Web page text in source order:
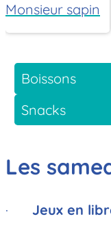
Monsieur sapin
Boissons
Snacks
Les
· Jeux en